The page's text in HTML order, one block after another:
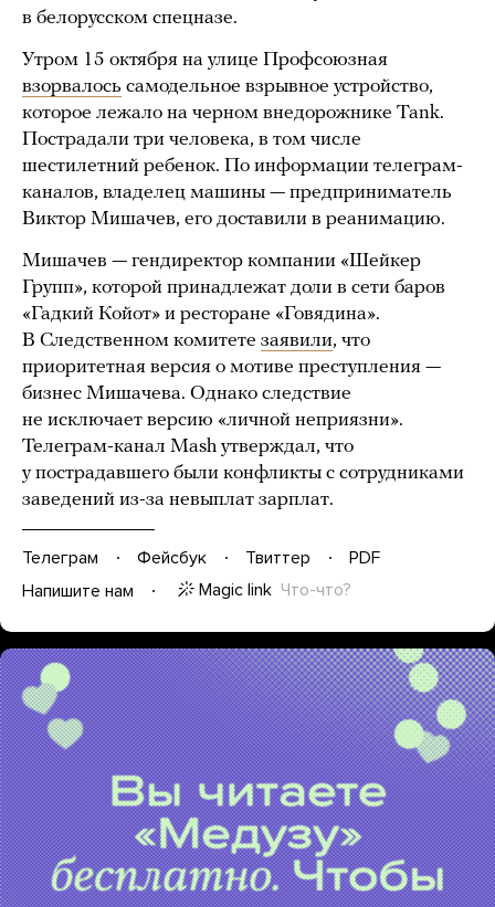
в белорусском спецназе.
Утром 15 октября на улице Профсоюзная
взорвалось самодельное взрывное устройство,
которое лежало на черном внедорожнике Tank.
Пострадали три человека, в том числе
шестилетний ребенок. По информации телеграм-
каналов, владелец машины — предприниматель
Виктор Мишачев, его доставили в реанимацию.
Мишачев — гендиректор компании «Шейкер
Групп», которой принадлежат доли в сети баров
«Гадкий Койот» и ресторане «Говядина».
В Следственном комитете заявили, что
приоритетная версия о мотиве преступления —
бизнес Мишачева. Однако следствие
не исключает версию «личной неприязни».
Телеграм-канал Mash утверждал, что
у пострадавшего были конфликты с сотрудниками
заведений из-за невыплат зарплат.
Телеграм Фейсбук Твиттер
PDF
Напишите нам
Magic link Что-что?